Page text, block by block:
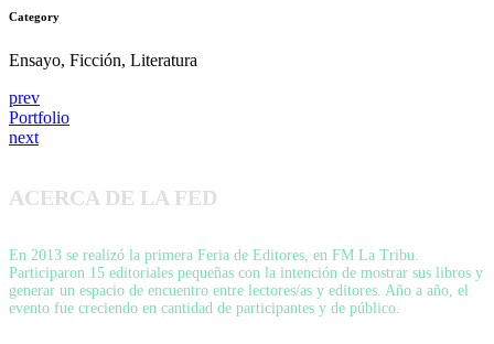
Category
Ensayo, Ficción, Literatura
prev
Portfolio
next
ACERCA DE LA FED
En 2013 se realizó la primera Feria de Editores, en FM La Tribu.
Participaron 15 editoriales pequeñas con la intención de mostrar sus libros y
generar un espacio de encuentro entre lectores/as y editores. Año a año, el
evento fue creciendo en cantidad de participantes y de público.